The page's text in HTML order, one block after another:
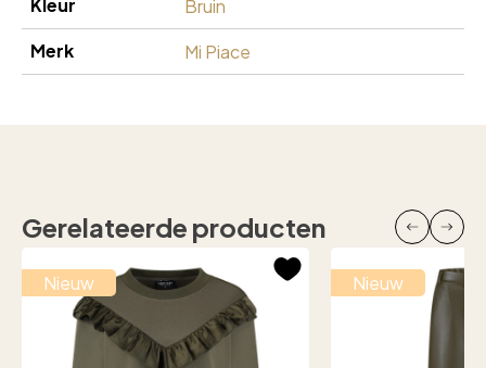
Kleur
Bruin
Merk
Mi Piace
Gerelateerde producten
Nieuw Nieuw